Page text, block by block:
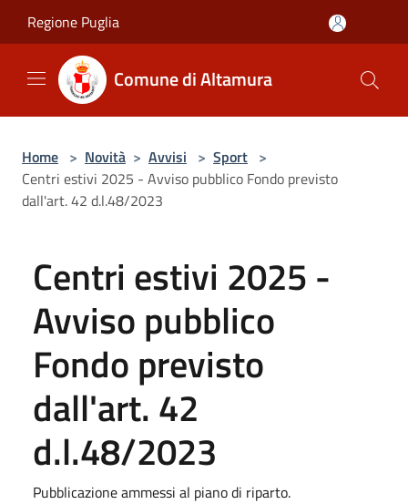
Regione Puglia
Comune di Altamura
Home > Novità > Avvisi > Sport >
Centri estivi 2025 - Avviso pubblico Fondo previsto
dall'art. 42 d.l.48/2023
Centri estivi 2025 -
Avviso pubblico
Fondo previsto
dall'art. 42
d.l.48/2023
Pubblicazione ammessi al piano di riparto.